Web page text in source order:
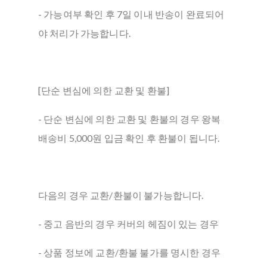
- 가능여부 확인 후 7일 이내 반송이 완료되어
야 처리가 가능합니다.
[단순 변심에 의한 교환 및 환불]
- 단순 변심에 의한 교환 및 환불의 경우 왕복
배송비 5,000원 입금 확인 후 환불이 됩니다.
다음의 경우 교환/환불이 불가능합니다.
- 중고 음반의 경우 커버의 헤짐이 있는 경우
- 상품 정보에 교환/환불 불가를 명시한 경우